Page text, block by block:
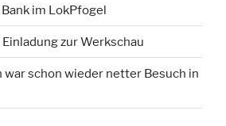
im LokPfogel
zur Werkschau
war schon wieder netter Besuch in